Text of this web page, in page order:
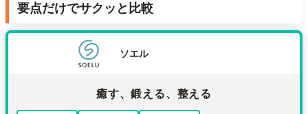
要点だけでサクッと比較
ソエル
癒す、鍛える、整える